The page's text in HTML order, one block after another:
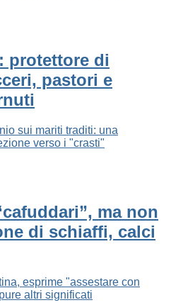
protettore di
pastori e
sui mariti traditi: una
verso i "crasti"
ma non
di schiaffi, calci
esprime "assestare con
altri significati